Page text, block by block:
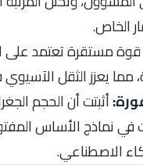
الخاص.
قوة مستقرة تعتمد على
مما يعزز الثقل
أثبتت أن الحجم
نماذج الأساس
الاصطناعي.